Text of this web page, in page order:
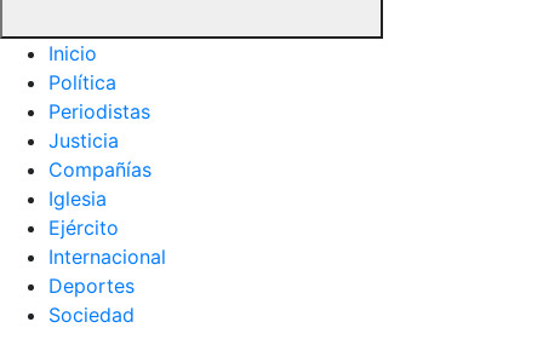
Inicio
Política
Periodistas
Justicia
Compañías
Iglesia
Ejército
Internacional
Deportes
Sociedad